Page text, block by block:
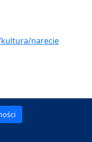
narecie